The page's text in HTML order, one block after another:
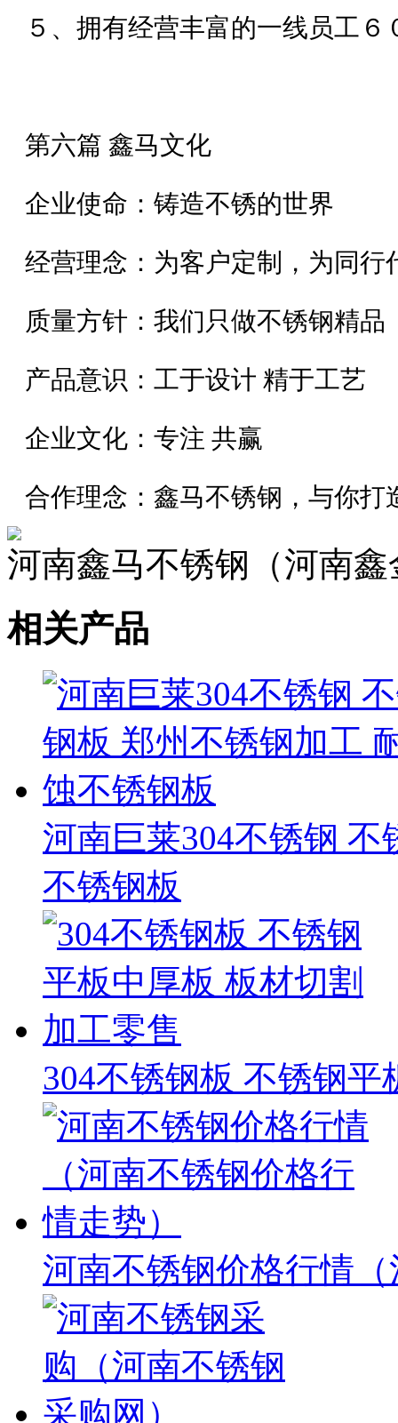
５、拥有经营丰富的一线员工６
第六篇 鑫马文化
企业使命：铸造不锈的世界
经营理念：为客户定制，为同行
质量方针：我们只做不锈钢精品
产品意识：工于设计 精于工艺
企业文化：专注 共赢
合作理念：鑫马不锈钢，与你打
河南鑫马不锈钢（河南
相关产品
河南巨莱304不锈钢
不锈钢板
304不锈钢板 不锈钢
河南不锈钢价格行情